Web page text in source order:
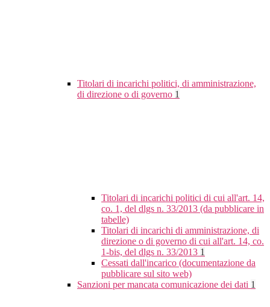
Titolari di incarichi politici, di amministrazione,
di direzione o di governo 1
Titolari di incarichi politici di cui all'art. 14,
co. 1, del dlgs n. 33/2013 (da pubblicare in
tabelle)
Titolari di incarichi di amministrazione, di
direzione o di governo di cui all'art. 14, co.
1-bis, del dlgs n. 33/2013 1
Cessati dall'incarico (documentazione da
pubblicare sul sito web)
Sanzioni per mancata comunicazione dei dati 1